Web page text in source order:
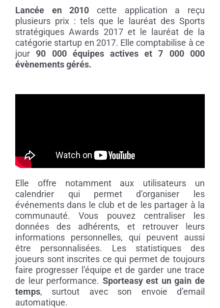
Lancée en 2010 cette application a reçu
plusieurs prix : tels que le lauréat des Sports
stratégiques Awards 2017 et le lauréat de la
catégorie startup en 2017. Elle comptabilise à ce
jour90 000 équipes actives et 7 000 000
évènements gérés.
Elle offre notamment aux utilisateurs un
calendrier qui permet d’organiser les
événements dans le club et de les partager à la
communauté. Vous pouvez centraliser les
données des adhérents, et retrouver leurs
informations personnelles, qui peuvent aussi
être personnalisées. Les statistiques des
joueurs sont inscrites ce qui permet de toujours
faire progresser l’équipe et de garder une trace
de leur performance. Sporteasy est un gain de
temps, surtout avec son envoie d’email
automatique.